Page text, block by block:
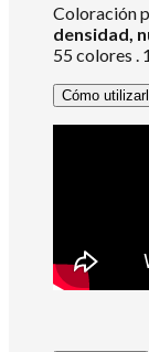
Coloración
densidad,
55 colores .
Cómo